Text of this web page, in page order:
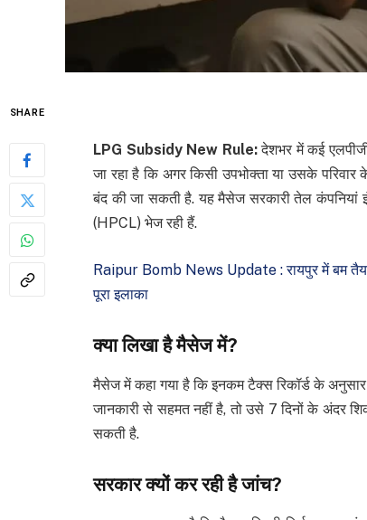
SHARE
LPG Subsidy New Rule: देशभर में कई
जा रहा है कि अगर किसी उपभोक्ता या उसके
बंद की जा सकती है. यह मैसेज सरकारी तेल कंपनियां
(HPCL) भेज रही हैं.
Raipur Bomb News Update : रायपुर में बम
पूरा इलाका
क्या लिखा है मैसेज में?
मैसेज में कहा गया है कि इनकम टैक्स रिकॉर्ड के
जानकारी से सहमत नहीं है, तो उसे 7 दिनों के अंदर
सकती है.
सरकार क्यों कर रही है जांच?